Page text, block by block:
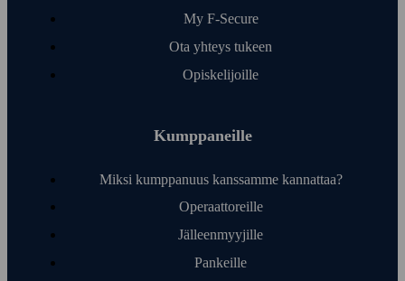
My F‑Secure
Ota yhteys tukeen
Opiskelijoille
Kumppaneille
Miksi kumppanuus kanssamme kannattaa?
Operaattoreille
Jälleen­myyjille
Pankeille